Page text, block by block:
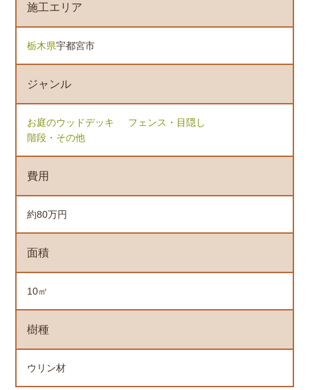
施工エリア
栃木県宇都宮市
ジャンル
お庭のウッドデッキ
フェンス・目隠し
階段・その他
費用
約80万円
面積
10㎡
樹種
ウリン材